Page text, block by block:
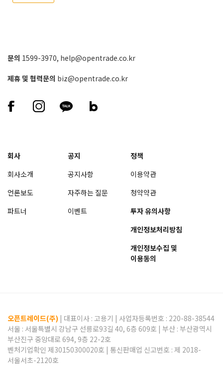
문의 1599-3970, help@opentrade.co.kr
제휴 및 협력문의 biz@opentrade.co.kr
회사
회사소개
언론보도
파트너
공지
공지사항
자주하는 질문
이벤트
정책
이용약관
청약약관
투자 유의사항
개인정보처리방침
개인정보수집 및
이용동의
오픈트레이드(주) | 대표이사 : 고용기 | 사업자등록번호 : 220-88-38544
서울 : 서울특별시 강남구 선릉로93길 40, 6층 609호 | 부산 : 부산광역시
부산진구 중앙대로 694, 9층 22-2호
벤처기업확인 제30150300020호 | 통신판매업 신고번호 : 제 2018-
서울서초-2120호